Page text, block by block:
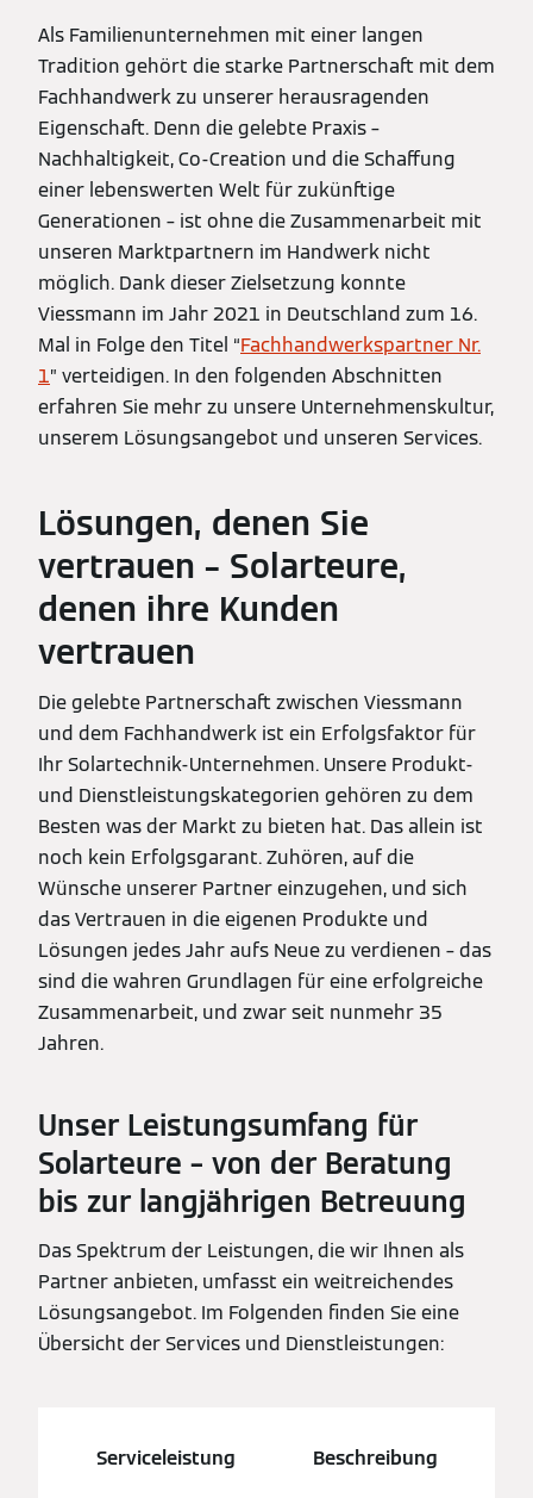
Als Familienunternehmen mit einer langen
Tradition gehört die starke Partnerschaft mit dem
Fachhandwerk zu unserer herausragenden
Eigenschaft. Denn die gelebte Praxis –
Nachhaltigkeit, Co-Creation und die Schaffung
einer lebenswerten Welt für zukünftige
Generationen – ist ohne die Zusammenarbeit mit
unseren Marktpartnern im Handwerk nicht
möglich. Dank dieser Zielsetzung konnte
Viessmann im Jahr 2021 in Deutschland zum 16.
Mal in Folge den Titel “Fachhandwerkspartner Nr.
1” verteidigen. In den folgenden Abschnitten
erfahren Sie mehr zu unsere Unternehmenskultur,
unserem Lösungsangebot und unseren Services.
Lösungen, denen Sie
vertrauen – Solarteure,
denen ihre Kunden
vertrauen
Die gelebte Partnerschaft zwischen Viessmann
und dem Fachhandwerk ist ein Erfolgsfaktor für
Ihr Solartechnik-Unternehmen. Unsere Produkt-
und Dienstleistungskategorien gehören zu dem
Besten was der Markt zu bieten hat. Das allein ist
noch kein Erfolgsgarant. Zuhören, auf die
Wünsche unserer Partner einzugehen, und sich
das Vertrauen in die eigenen Produkte und
Lösungen jedes Jahr aufs Neue zu verdienen – das
sind die wahren Grundlagen für eine erfolgreiche
Zusammenarbeit, und zwar seit nunmehr 35
Jahren.
Unser Leistungsumfang für
Solarteure – von der Beratung
bis zur langjährigen Betreuung
Das Spektrum der Leistungen, die wir Ihnen als
Partner anbieten, umfasst ein weitreichendes
Lösungsangebot. Im Folgenden finden Sie eine
Übersicht der Services und Dienstleistungen:
Serviceleistung Beschreibung